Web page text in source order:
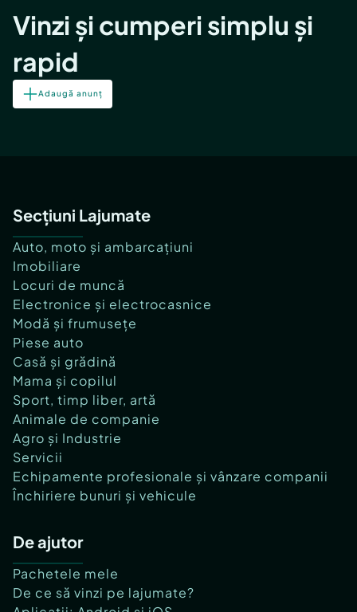
Vinzi și cumperi simplu și
rapid
Adaugă anunț
Secțiuni Lajumate
Auto, moto și ambarcațiuni
Imobiliare
Locuri de muncă
Electronice și electrocasnice
Modă și frumusețe
Piese auto
Casă și grădină
Mama și copilul
Sport, timp liber, artă
Animale de companie
Agro și Industrie
Servicii
Echipamente profesionale și vânzare companii
Închiriere bunuri și vehicule
De ajutor
Pachetele mele
De ce să vinzi pe lajumate?